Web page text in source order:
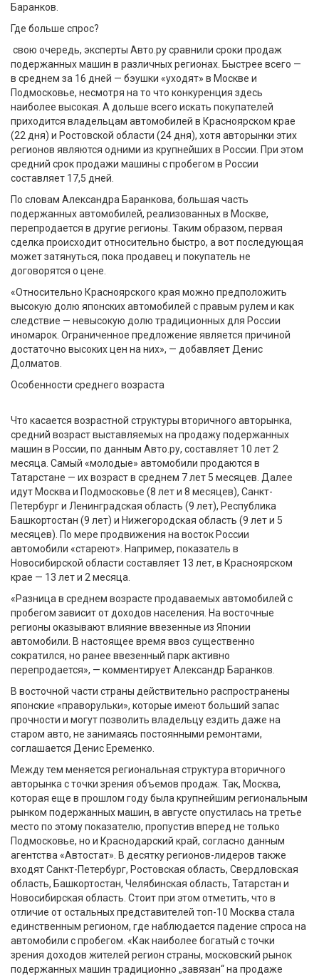
Баранков.
Где больше спрос?
свою очередь, эксперты Авто.ру сравнили сроки продаж
подержанных машин в различных регионах. Быстрее всего —
в среднем за 16 дней — бэушки «уходят» в Москве и
Подмосковье, несмотря на то что конкуренция здесь
наиболее высокая. А дольше всего искать покупателей
приходится владельцам автомобилей в Красноярском крае
(22 дня) и Ростовской области (24 дня), хотя авторынки этих
регионов являются одними из крупнейших в России. При этом
средний срок продажи машины с пробегом в России
составляет 17,5 дней.
По словам Александра Баранкова, большая часть
подержанных автомобилей, реализованных в Москве,
перепродается в другие регионы. Таким образом, первая
сделка происходит относительно быстро, а вот последующая
может затянуться, пока продавец и покупатель не
договорятся о цене.
«Относительно Красноярского края можно предположить
высокую долю японских автомобилей с правым рулем и как
следствие — невысокую долю традиционных для России
иномарок. Ограниченное предложение является причиной
достаточно высоких цен на них», — добавляет Денис
Долматов.
Особенности среднего возраста
Что касается возрастной структуры вторичного авторынка,
средний возраст выставляемых на продажу подержанных
машин в России, по данным Авто.ру, составляет 10 лет 2
месяца. Самый «молодые» автомобили продаются в
Татарстане — их возраст в среднем 7 лет 5 месяцев. Далее
идут Москва и Подмосковье (8 лет и 8 месяцев), Санкт-
Петербург и Ленинградская область (9 лет), Республика
Башкортостан (9 лет) и Нижегородская область (9 лет и 5
месяцев). По мере продвижения на восток России
автомобили «стареют». Например, показатель в
Новосибирской области составляет 13 лет, в Красноярском
крае — 13 лет и 2 месяца.
«Разница в среднем возрасте продаваемых автомобилей с
пробегом зависит от доходов населения. На восточные
регионы оказывают влияние ввезенные из Японии
автомобили. В настоящее время ввоз существенно
сократился, но ранее ввезенный парк активно
перепродается», — комментирует Александр Баранков.
В восточной части страны действительно распространены
японские «праворульки», которые имеют больший запас
прочности и могут позволить владельцу ездить даже на
старом авто, не занимаясь постоянными ремонтами,
соглашается Денис Еременко.
Между тем меняется региональная структура вторичного
авторынка с точки зрения объемов продаж. Так, Москва,
которая еще в прошлом году была крупнейшим региональным
рынком подержанных машин, в августе опустилась на третье
место по этому показателю, пропустив вперед не только
Подмосковье, но и Краснодарский край, согласно данным
агентства «Автостат». В десятку регионов-лидеров также
входят Санкт-Петербург, Ростовская область, Свердловская
область, Башкортостан, Челябинская область, Татарстан и
Новосибирская область. Стоит при этом отметить, что в
отличие от остальных представителей топ-10 Москва стала
единственным регионом, где наблюдается падение спроса на
автомобили с пробегом. «Как наиболее богатый с точки
зрения доходов жителей регион страны, московский рынок
подержанных машин традиционно „завязан“ на продаже